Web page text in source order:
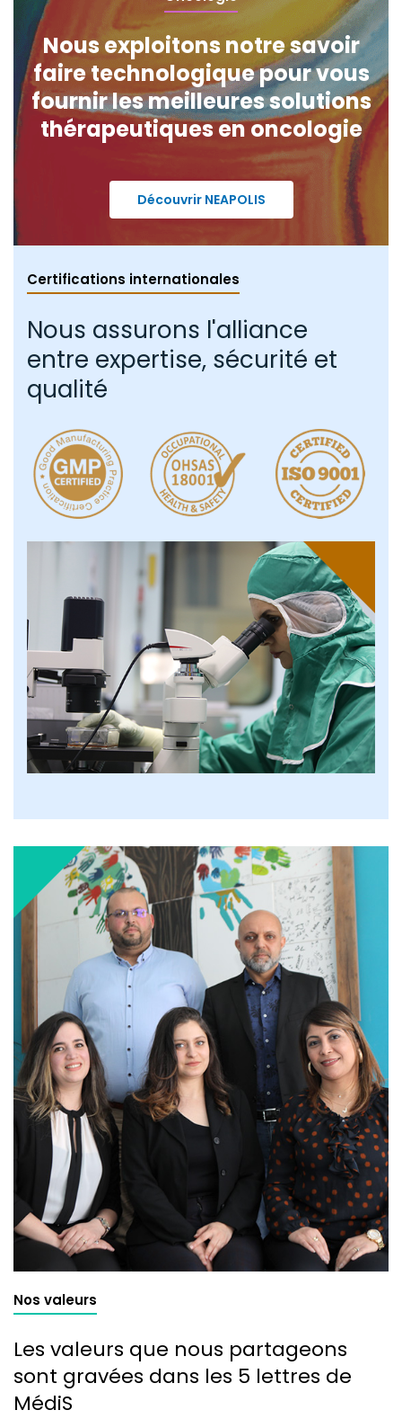
Nous exploitons notre savoir
faire technologique pour vous
fournir les meilleures solutions
thérapeutiques en oncologie
Découvrir NEAPOLIS
Certifications internationales
Nous assurons l'alliance
entre expertise, sécurité et
qualité
Nos valeurs
Les valeurs que nous partageons
sont gravées dans les 5 lettres de
MédiS